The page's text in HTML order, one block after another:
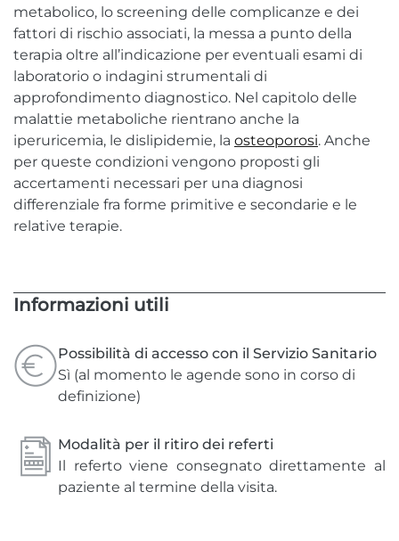
metabolico, lo screening delle complicanze e dei
fattori di rischio associati, la messa a punto della
terapia oltre all’indicazione per eventuali esami di
laboratorio o indagini strumentali di
approfondimento diagnostico. Nel capitolo delle
malattie metaboliche rientrano anche la
iperuricemia, le dislipidemie, la osteoporosi. Anche
per queste condizioni vengono proposti gli
accertamenti necessari per una diagnosi
differenziale fra forme primitive e secondarie e le
relative terapie.
Informazioni utili
Possibilità di accesso con il Servizio Sanitario
Sì (al momento le agende sono in corso di
definizione)
Modalità per il ritiro dei referti
Il referto viene consegnato direttamente al
paziente al termine della visita.